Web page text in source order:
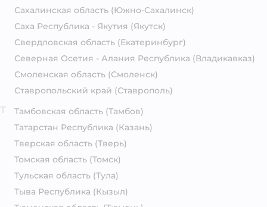
Сахалинская область (Южно-Сахалинск)
Саха Республика - Якутия (Якутск)
Свердловская область (Екатеринбург)
Северная Осетия - Алания Республика (Владикавказ)
Смоленская область (Смоленск)
Ставропольский край (Ставрополь)
Тамбовская область (Тамбов)
Татарстан Республика (Казань)
Тверская область (Тверь)
Томская область (Томск)
Тульская область (Тула)
Тыва Республика (Кызыл)